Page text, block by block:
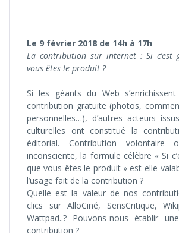
Le 9 février 2018 de 14h à 17h
La contribution sur internet : Si c’est
vous êtes le produit ?
Si les géants du Web
contribution gratuite (photos,
personnelles…), d’autres acteurs
culturelles ont constitué la
éditorial. Contribution volontaire
inconsciente, la formule célèbre « Si
que vous êtes le produit » est-elle
l’usage fait de la contribution ?
Quelle est la valeur de nos
clics sur AlloCiné, SensCritique,
Wattpad..? Pouvons-nous établir
contribution ?